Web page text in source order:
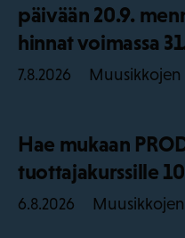
päivään 20.9.
hinnat voimassa
7.8.2026 Muusikkojen
Hae mukaan
tuottajakurssille
6.8.2026